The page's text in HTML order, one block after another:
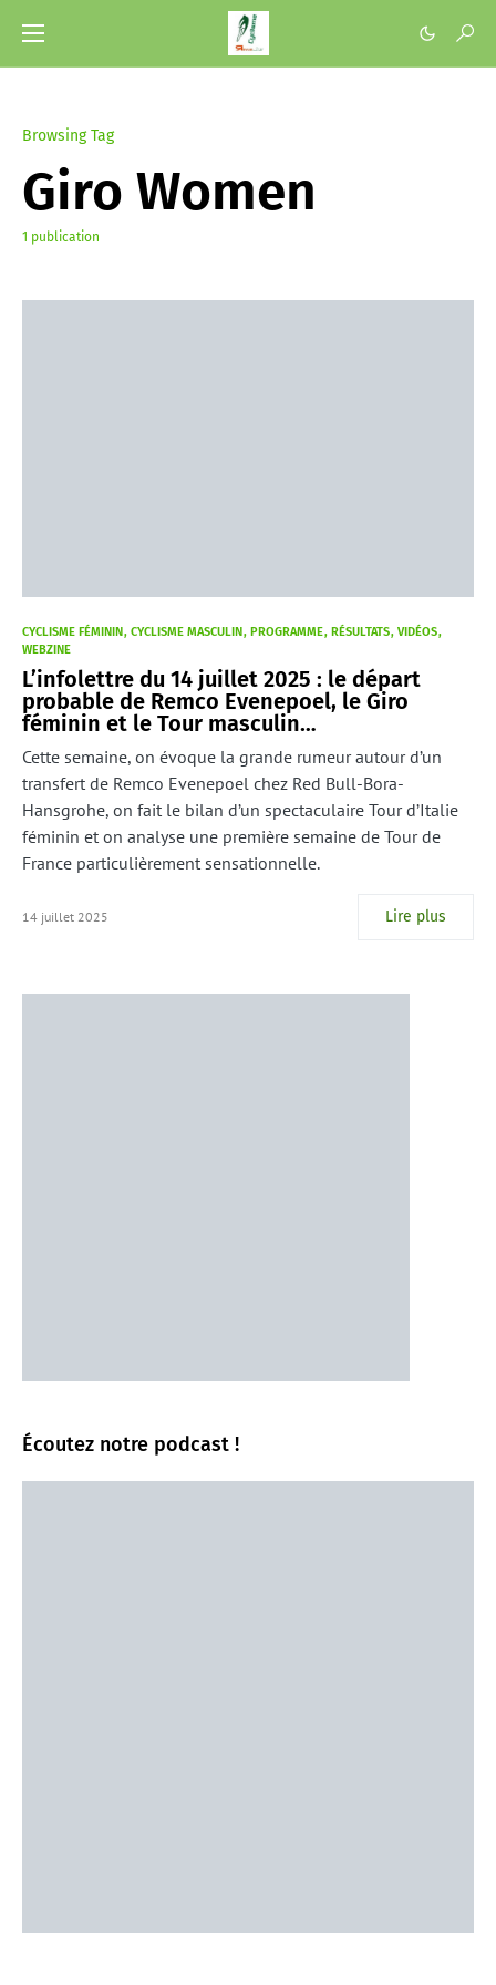
Browsing Tag
Giro Women
1 publication
CYCLISME FÉMININ CYCLISME MASCULIN PROGRAMME RÉSULTATS VIDÉOS
WEBZINE
L’infolettre du 14 juillet 2025 : le départ
probable de Remco Evenepoel, le Giro
féminin et le Tour masculin…
Cette semaine, on évoque la grande rumeur autour d’un
transfert de Remco Evenepoel chez Red Bull-Bora-
Hansgrohe, on fait le bilan d’un spectaculaire Tour d’Italie
féminin et on analyse une première semaine de Tour de
France particulièrement sensationnelle.
14 juillet 2025 Lire plus
Écoutez notre podcast !